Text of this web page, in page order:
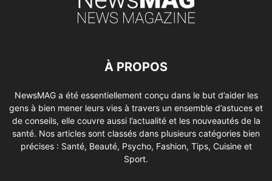
À PROPOS
NewsMAG a été essentiellement conçu dans le but d’aider les
gens à bien mener leurs vies à travers un ensemble d’astuces et
de conseils, elle couvre aussi l’actualité et les nouveautés de la
santé. Nos articles sont classés dans plusieurs catégories bien
précises : Santé, Beauté, Psycho, Fashion, Tips, Cuisine et
Sport.